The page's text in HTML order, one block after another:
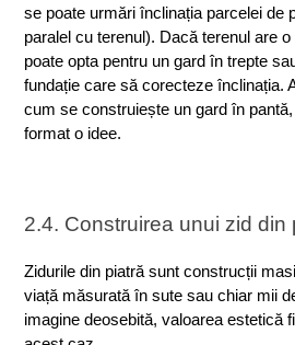
se poate urmări înclinația parcelei de
paralel cu terenul). Dacă terenul are
poate opta pentru un gard în trepte
fundație care să corecteze înclinația.
cum se construiește un gard în
format o idee.
2.4. Construirea unui zid din
Zidurile din piatră sunt construcții
viață măsurată în sute sau chiar mii
imagine deosebită, valoarea estetică